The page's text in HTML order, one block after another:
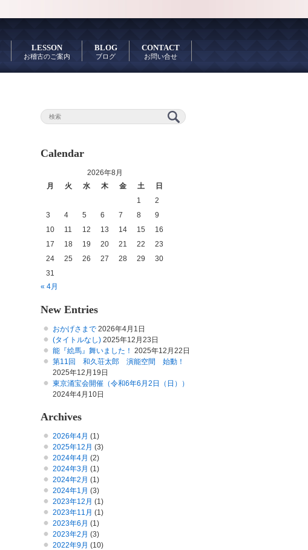
LESSON
お稽古のご案内
BLOG
ブログ
CONTACT
お問い合せ
Calendar
2026年8月
月
火 水 木 金 土
日
1
2
3
4 5 6 7 8
9
10
11 12 13 14 15
16
17
18 19 20 21 22
23
24
25 26 27 28 29
30
31
« 4月
New Entries
おかげさまで 2026年4月1日
(タイトルなし) 2025年12月23日
能『絵馬』舞いました！ 2025年12月22日
第11回 和久荘太郎 演能空間 始動！
2025年12月19日
東京涌宝会開催（令和6年6月2日（日））
2024年4月10日
Archives
2026年4月 (1)
2025年12月 (3)
2024年4月 (2)
2024年3月 (1)
2024年2月 (1)
2024年1月 (3)
2023年12月 (1)
2023年11月 (1)
2023年6月 (1)
2023年2月 (3)
2022年9月 (10)